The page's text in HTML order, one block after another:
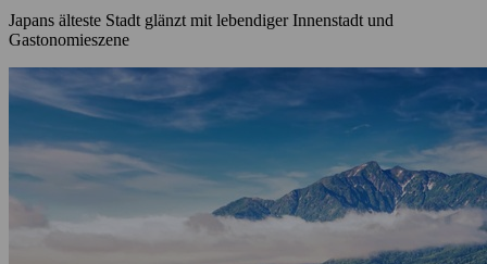
Japans älteste Stadt glänzt mit lebendiger Innenstadt und
Gastonomieszene